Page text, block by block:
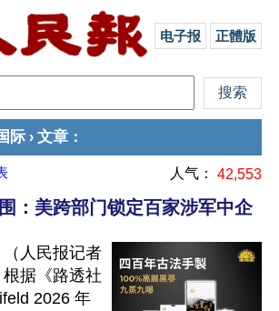
电子报 正體版
际 › 文章 ：
人气： 42,553
：美跨部门锁定百家涉军中企
（人民报记者
据《路透社
2026 年